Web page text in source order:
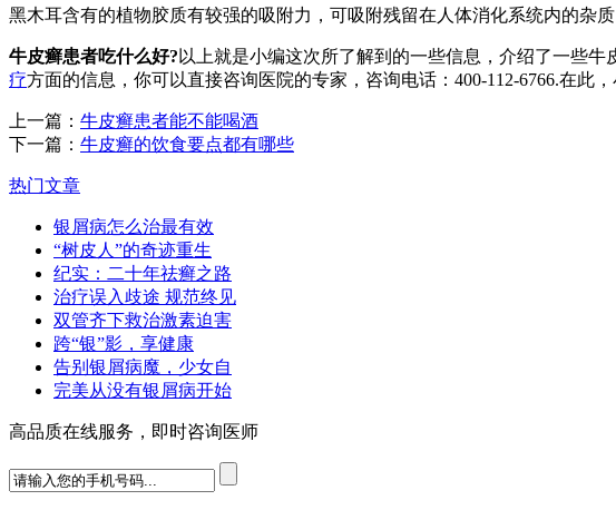
黑木耳含有的植物胶质有较强的吸附力，可吸附残留在人体消化系统内的杂质
牛皮癣患者吃什么好? 以上就是小编这次所了解到的一些信息，介绍了一些
疗方面的信息，你可以直接咨询医院的专家，咨询电话：400-112-6766.在此
上一篇： 牛皮癣患者能不能喝酒
下一篇： 牛皮癣的饮食要点都有哪些
热门文章
银屑病怎么治最有效
“树皮人”的奇迹重生
纪实：二十年祛癣之路
治疗误入歧途 规范终见
双管齐下救治激素迫害
跨“银”影，享健康
告别银屑病魔，少女自
完美从没有银屑病开始
高品质在线服务，即时咨询医师